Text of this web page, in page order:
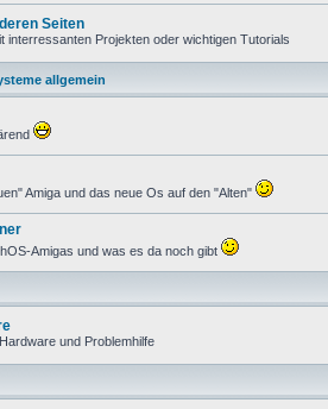
Seiten
interressanten Projekten oder wichtigen Tutorials
allgemein
Amiga und das neue Os auf den "Alten"
Amigas und was es da noch gibt
und Problemhilfe